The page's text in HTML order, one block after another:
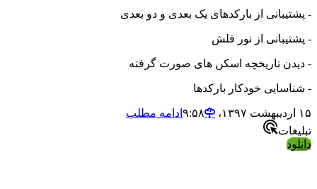
از بارکدهای یک بعدی و دو بعدی
از نور فلش
تاریخچه اسکن های صورت گرفته
خودکار بارکدها
ادامه مطلب